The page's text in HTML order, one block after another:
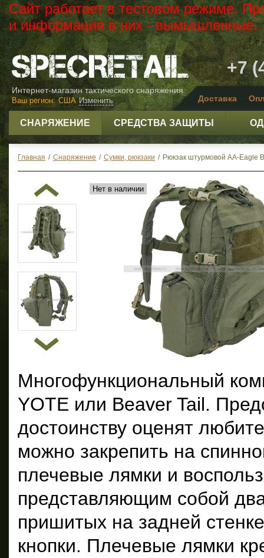
Сайт работает в тестовом режиме.
и информация в них - вымышленные.
Интернет-магазин тактического снаряжения
+7
Доставка
Изменить
Ваш регион: США
СНАРЯЖЕНИЕ СРЕДСТВА ЗАЩИТЫ
Главная / Снаряжение / Сумки, рюкзаки / Рюкзак штурмовой AA-Eagle
Нет в наличии
Многофункциональный
YOTE или Beaver Tail.
достоинству оценят
можно закрепить на
плечевые лямки и
представляющим собой
пришитых на задней
кнопки. Плечевые лямки